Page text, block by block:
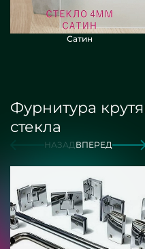
Сатин
Фурнитура
стекла
НАЗАДВПЕРЕД